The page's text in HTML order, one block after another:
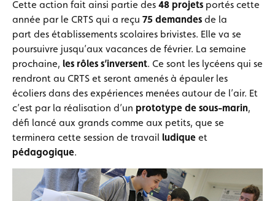
Cette action fait ainsi partie des 48 projets portés cette
année par le CRTS qui a reçu 75 demandes de la
part des établissements scolaires brivistes. Elle va se
poursuivre jusqu’aux vacances de février. La semaine
prochaine, les rôles s’inversent. Ce sont les lycéens qui se
rendront au CRTS et seront amenés à épauler les
écoliers dans des expériences menées autour de l’air. Et
c’est par la réalisation d’un prototype de sous-marin,
défi lancé aux grands comme aux petits, que se
terminera cette session de travail ludique et
pédagogique.